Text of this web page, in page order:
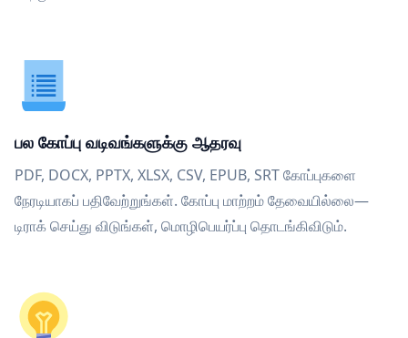
பல கோப்பு வடிவங்களுக்கு ஆதரவு
PDF, DOCX, PPTX, XLSX, CSV, EPUB, SRT கோப்புகளை
நேரடியாகப் பதிவேற்றுங்கள். கோப்பு மாற்றம் தேவையில்லை—
டிராக் செய்து விடுங்கள், மொழிபெயர்ப்பு தொடங்கிவிடும்.